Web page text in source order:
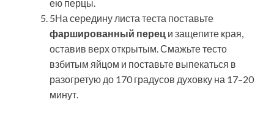
ею перцы.
5На середину листа теста поставьте
фаршированный перец и защепите края,
оставив верх открытым. Смажьте тесто
взбитым яйцом и поставьте выпекаться в
разогретую до 170 градусов духовку на 17–20
минут.